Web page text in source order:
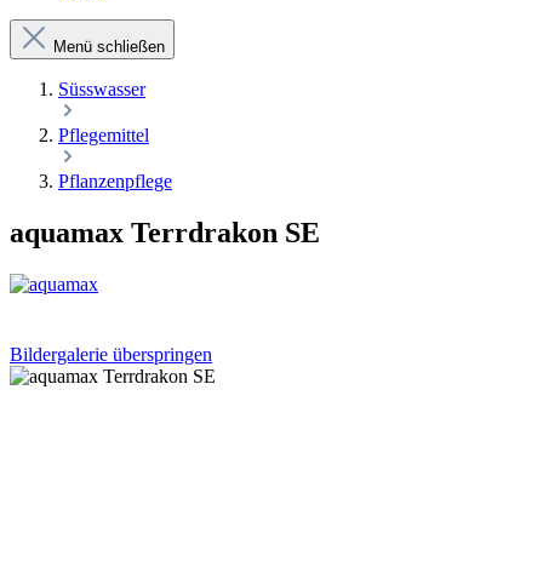
Menü schließen
Süsswasser
Pflegemittel
Pflanzenpflege
aquamax Terrdrakon SE
Bildergalerie überspringen